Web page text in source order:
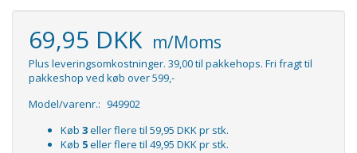
69,95 DKK m/Moms
Plus leveringsomkostninger. 39,00 til pakkehops. Fri fragt til
pakkeshop ved køb over 599,-
Model/varenr.: 949902
Køb 3eller flere til 59,95 DKKpr stk.
Køb 5eller flere til 49,95 DKKpr stk.